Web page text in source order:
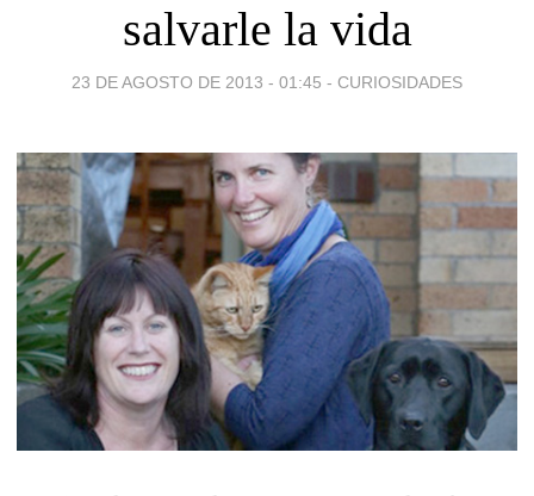
salvarle la vida
23 DE AGOSTO DE 2013 - 01:45 - CURIOSIDADES